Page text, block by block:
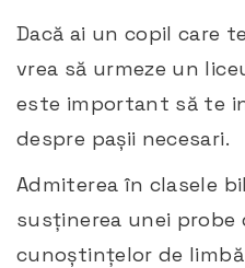
Dacă ai un copil care
vrea să urmeze un
este important să te
despre pașii necesari.
Admiterea în clasele
susținerea unei probe
cunoștințelor de